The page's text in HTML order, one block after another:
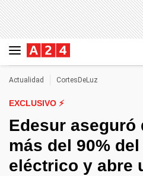
Actualidad CortesDeLuz
EXCLUSIVO ⚡
Edesur aseguró
más del 90%
eléctrico y abre